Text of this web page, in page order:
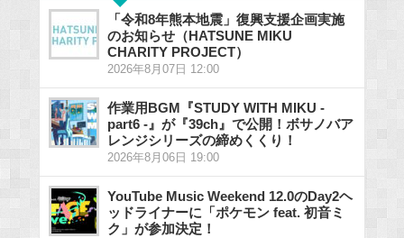
「令和8年熊本地震」復興支援企画実施
のお知らせ（HATSUNE MIKU
CHARITY PROJECT）
2026年8月07日 12:00
作業用BGM『STUDY WITH MIKU -
part6 -』が『39ch』で公開！ボサノバア
レンジシリーズの締めくくり！
2026年8月06日 19:00
YouTube Music Weekend 12.0のDay2ヘ
ッドライナーに「ポケモン feat. 初音ミ
ク」が参加決定！